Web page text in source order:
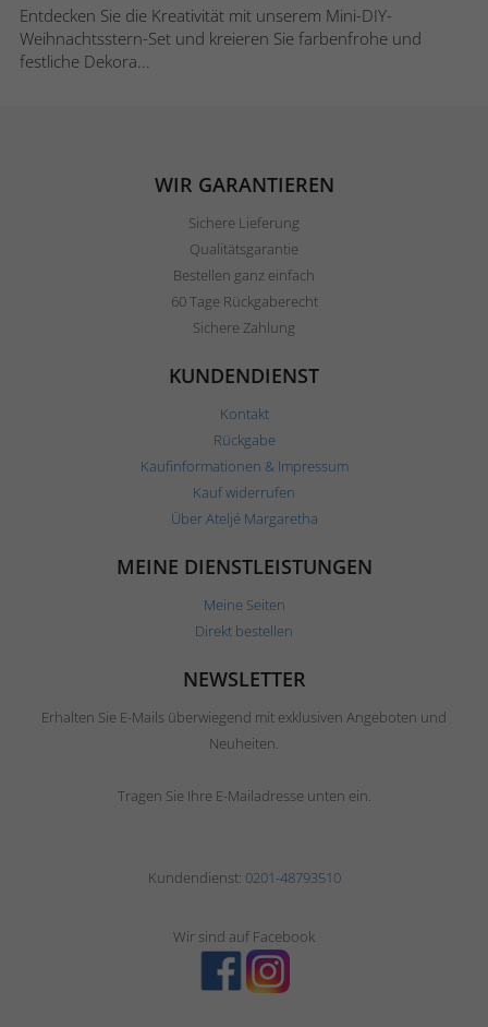
Entdecken Sie die Kreativität mit unserem Mini-DIY-
Weihnachtsstern-Set und kreieren Sie farbenfrohe und
festliche Dekora...
WIR GARANTIEREN
Sichere Lieferung
Qualitätsgarantie
Bestellen ganz einfach
60 Tage Rückgaberecht
Sichere Zahlung
KUNDENDIENST
Kontakt
Rückgabe
Kaufinformationen & Impressum
Kauf widerrufen
Über Ateljé Margaretha
MEINE DIENSTLEISTUNGEN
Meine Seiten
Direkt bestellen
NEWSLETTER
Erhalten Sie E-Mails überwiegend mit exklusiven Angeboten und
Neuheiten.
Tragen Sie Ihre E-Mailadresse unten ein.
Kundendienst: 0201-48793510
Wir sind auf Facebook